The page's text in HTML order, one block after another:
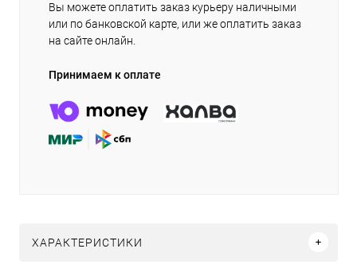
Вы можете оплатить заказ курьеру наличными
или по банковской карте, или же оплатить заказ
на сайте онлайн.
Принимаем к оплате
ХАРАКТЕРИСТИКИ